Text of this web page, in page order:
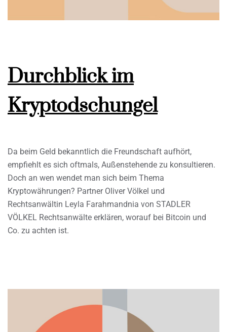
Durchblick im
Kryptodschungel
Da beim Geld bekanntlich die Freundschaft aufhört,
empfiehlt es sich oftmals, Außenstehende zu konsultieren.
Doch an wen wendet man sich beim Thema
Kryptowährungen? Partner Oliver Völkel und
Rechtsanwältin Leyla Farahmandnia von STADLER
VÖLKEL Rechtsanwälte erklären, worauf bei Bitcoin und
Co. zu achten ist.